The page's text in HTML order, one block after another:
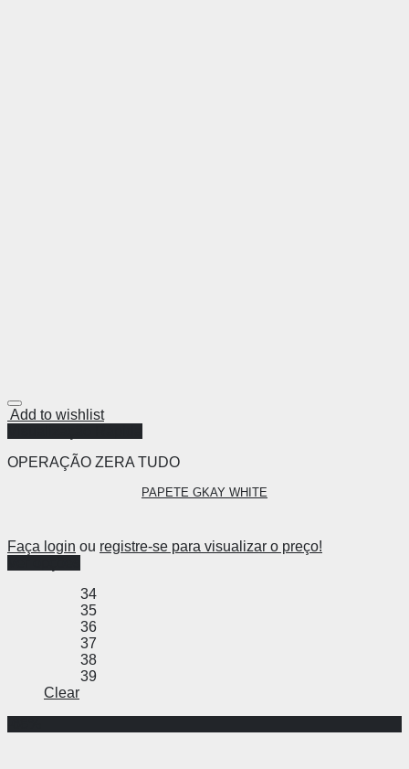
Add to wishlist
OPERAÇÃO ZERA TUDO
PAPETE GKAY WHITE
Faça login ou registre-se para visualizar o preço!
34
35
36
37
38
39
Clear